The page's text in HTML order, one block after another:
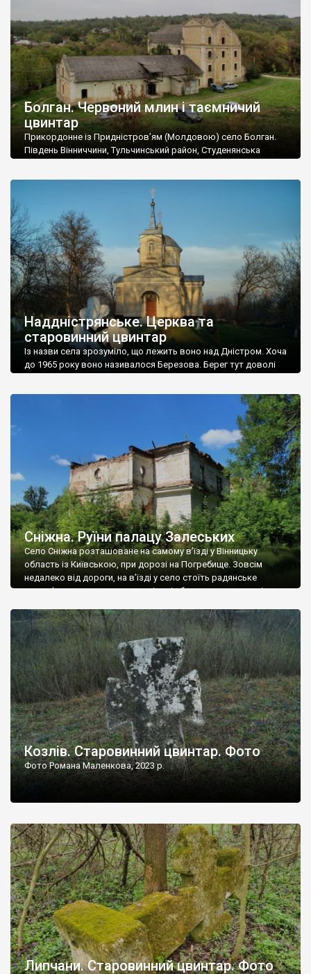
Болган. Червоний млин і таємничий
цвинтар
Прикордонне із Придністров’ям (Молдовою) село Болган.
Південь Вінниччини, Тульчинський район, Студенянська
старовинний цвинтар із кам’яними хрестами. Всі епітафії, які
збереглися, написані кирилицею, церковнослов’янською
мовою. За всіма традиційними ознаками – цвинтар
український. Хрести датуються 19 століттям. У 1924-1940
роках Болган […]
Наддністрянське. Церква та
старовинний цвинтар
Із назви села зрозуміло, що лежить воно над Дністром. Хоча
до 1965 року воно називалося Березова. Берег тут доволі
Наддністрянське відрізняється від більшості навколишніх
сіл. У селі є мурована Михайлівська церква. Точної дати […]
Сніжна. Руїни палацу Залеських
Село Сніжна розташоване на самому в’їзді у Вінницьку
область із Київською, при дорозі на Погребище. Зовсім
недалеко від дороги, на в’їзді у село стоїть радянське
рельєфне пано, яке показує жінку і яблуню, а трохи далі, десь
не видно, але видно дві стареньких колії у траві – […]
Козлів. Старовинний цвинтар. Фото
Фото Романа Маленкова, 2023 р.
Липчани. Старовинний цвинтар. Фото